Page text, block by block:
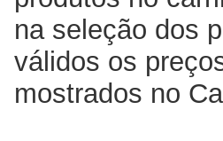
na seleção dos
válidos os
mostrados no